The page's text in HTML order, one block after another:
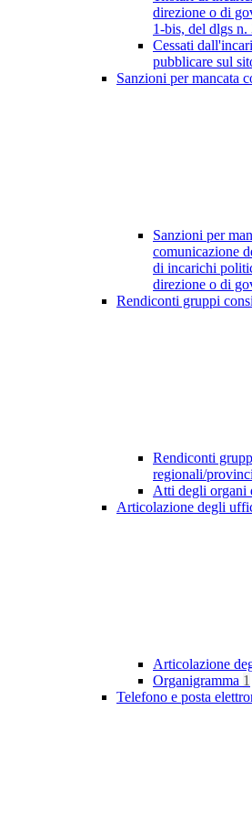
direzione o di
1-bis, del dlgs n.
Cessati
pubblicare sul
Sanzioni per mancata
Sanzioni per
comunicazione
di incarichi
direzione o di
Rendiconti gruppi
Rendiconti
regionali/
Atti degli organi
Articolazione degli
Articolazione
Organigramma 1
Telefono e posta